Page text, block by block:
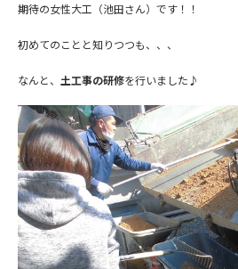
期待の女性大工（池田さん）です！！
初めてのことと知りつつも、、、
なんと、 土工事の研修を行いました♪